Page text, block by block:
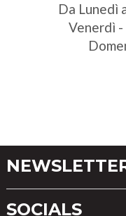
Da Lunedì
Venerdì -
SOCIALS